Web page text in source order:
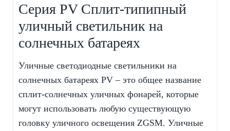
Серия PV Сплит-типипный
уличный светильник на
солнечных батареях
Уличные светодиодные светильники на
солнечных батареях PV – это общее название
сплит-солнечных уличных фонарей, которые
могут использовать любую существующую
головку уличного освещения ZGSM. Уличные